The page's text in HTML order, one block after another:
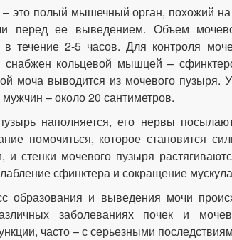
это полый мышечный орган, похожий
перед ее выведением. Объем
течение 2-5 часов. Для контроля
снабжен кольцевой мышцей –
моча выводится из мочевого
– около 20 сантиметров.
наполняется, его нервы
помочиться, которое становится
и стенки мочевого пузыря
сфинктера и сокращение
образования и выведения мочи
заболеваниях почек и
часто – с серьезными